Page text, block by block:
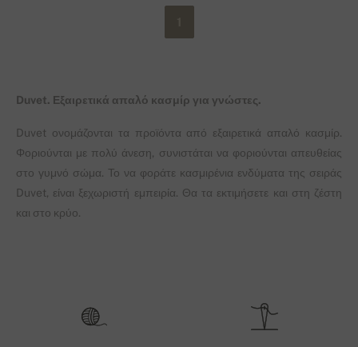
Duvet. Εξαιρετικά απαλό κασμίρ για γνώστες.
Duvet ονομάζονται τα προϊόντα από εξαιρετικά απαλό κασμίρ.
Φοριούνται με πολύ άνεση, συνιστάται να φοριούνται απευθείας
στο γυμνό σώμα. Το να φοράτε κασμιρένια ενδύματα της σειράς
Duvet, είναι ξεχωριστή εμπειρία. Θα τα εκτιμήσετε και στη ζέστη
και στο κρύο.